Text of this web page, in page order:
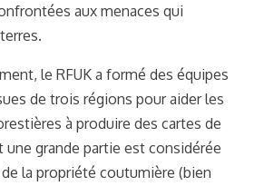
aux menaces qui
le RFUK a formé des équipes
de trois régions pour aider les
à produire des cartes de
une grande partie est considérée
la propriété coutumière (bien